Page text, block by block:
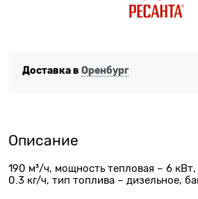
Доставка в Оренбург
Описание
190 м³/ч, мощность тепловая – 6
0.3 кг/ч, тип топлива – дизельное,